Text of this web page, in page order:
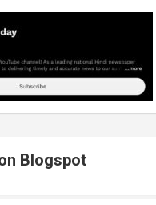
Blogspot